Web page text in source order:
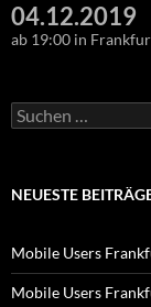
04.12.2019
ab 19:00 in
Suchen
nach:
NEUESTE
Mobile Users
Mobile Users